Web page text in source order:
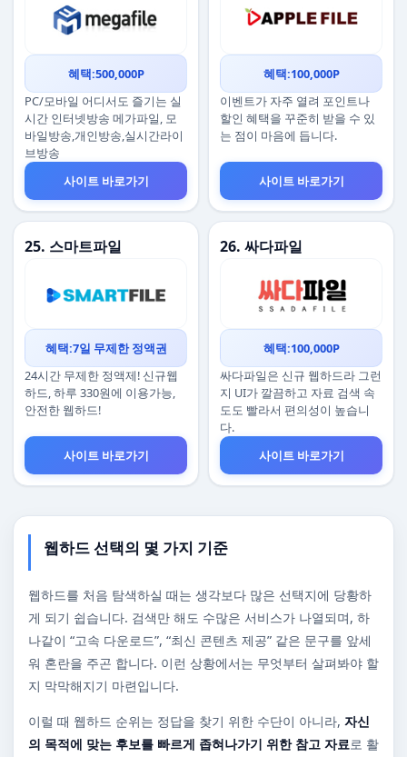
혜택:500,000P
PC/모바일 어디서도 즐기는 실
시간 인터넷방송 메가파일, 모
바일방송,개인방송,실시간라이
브방송
사이트 바로가기
혜택:100,000P
이벤트가 자주 열려 포인트나
할인 혜택을 꾸준히 받을 수 있
는 점이 마음에 듭니다.
사이트 바로가기
25. 스마트파일
혜택:7일 무제한 정액권
24시간 무제한 정액제! 신규웹
하드, 하루 330원에 이용가능,
안전한 웹하드!
사이트 바로가기
26. 싸다파일
혜택:100,000P
싸다파일은 신규 웹하드라 그런
지 UI가 깔끔하고 자료 검색 속
도도 빨라서 편의성이 높습니
다.
사이트 바로가기
웹하드 선택의 몇 가지 기준
웹하드를 처음 탐색하실 때는 생각보다 많은 선택지에 당황하
게 되기 쉽습니다. 검색만 해도 수많은 서비스가 나열되며, 하
나같이 “고속 다운로드”, “최신 콘텐츠 제공” 같은 문구를 앞세
워 혼란을 주곤 합니다. 이런 상황에서는 무엇부터 살펴봐야 할
지 막막해지기 마련입니다.
이럴 때 웹하드 순위는 정답을 찾기 위한 수단이 아니라, 자신
의 목적에 맞는 후보를 빠르게 좁혀나가기 위한 참고 자료로 활